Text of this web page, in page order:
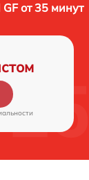
GF от 35 минут